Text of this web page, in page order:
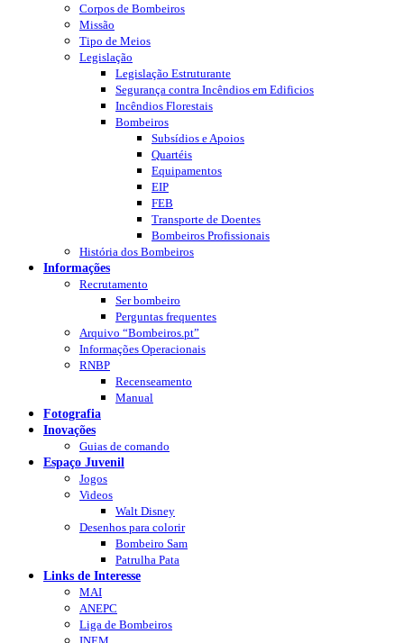
Corpos de Bombeiros
Missão
Tipo de Meios
Legislação
Legislação Estruturante
Segurança contra Incêndios em Edificios
Incêndios Florestais
Bombeiros
Subsídios e Apoios
Quartéis
Equipamentos
EIP
FEB
Transporte de Doentes
Bombeiros Profissionais
História dos Bombeiros
Informações
Recrutamento
Ser bombeiro
Perguntas frequentes
Arquivo “Bombeiros.pt”
Informações Operacionais
RNBP
Recenseamento
Manual
Fotografia
Inovações
Guias de comando
Espaço Juvenil
Jogos
Videos
Walt Disney
Desenhos para colorir
Bombeiro Sam
Patrulha Pata
Links de Interesse
MAI
ANEPC
Liga de Bombeiros